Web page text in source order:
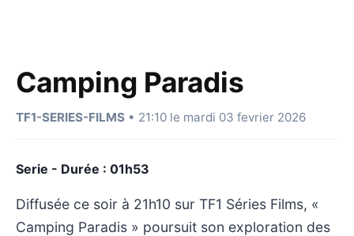
Camping Paradis
TF1-SERIES-FILMS • 21:10 le mardi 03 fevrier 2026
Serie - Durée : 01h53
Diffusée ce soir à 21h10 sur TF1 Séries Films, «
Camping Paradis » poursuit son exploration des